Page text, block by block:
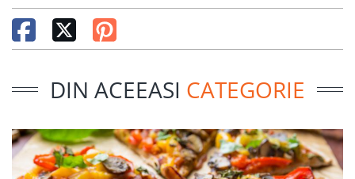
DIN ACEEASI CATEGORIE